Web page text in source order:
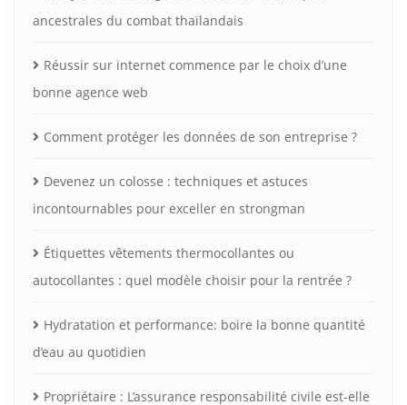
ancestrales du combat thaïlandais
Réussir sur internet commence par le choix d’une
bonne agence web
Comment protéger les données de son entreprise ?
Devenez un colosse : techniques et astuces
incontournables pour exceller en strongman
Étiquettes vêtements thermocollantes ou
autocollantes : quel modèle choisir pour la rentrée ?
Hydratation et performance: boire la bonne quantité
d’eau au quotidien
Propriétaire : L’assurance responsabilité civile est-elle